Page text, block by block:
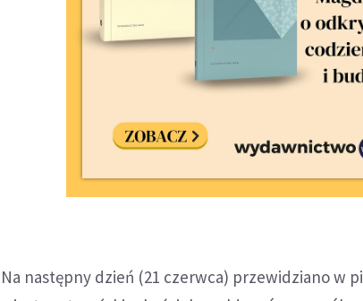
Na następny dzień (21 czerwca) przewidziano w